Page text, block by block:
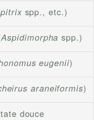
spp., etc.)
Aspidimorpha spp.)
eugenii)
araneiformis)
douce